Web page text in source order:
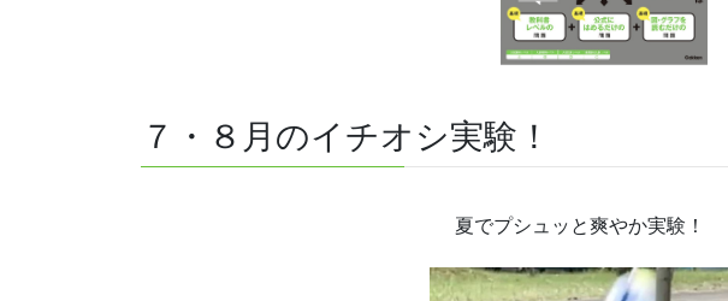
７・８月のイチオシ実験！
夏でプシュッと爽やか実験！